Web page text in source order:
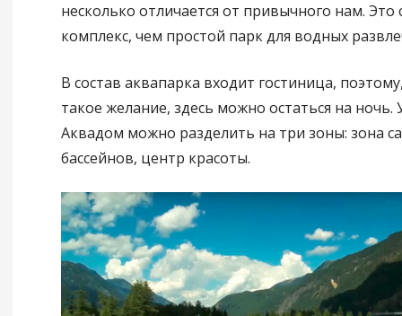
несколько отличается от привычного нам. Это
комплекс, чем простой парк для водных
В состав аквапарка входит гостиница,
такое желание, здесь можно остаться на ночь.
Аквадом можно разделить на три зоны: зона
бассейнов, центр красоты.